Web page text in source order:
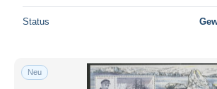
Status
Neu